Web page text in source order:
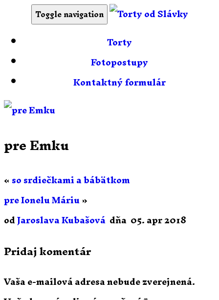
Toggle navigation
Torty
Fotopostupy
Kontaktný formulár
pre Emku
«so srdiečkami a bábätkom
pre Ionelu Máriu»
odJaroslava Kubašová dňa 05. apr 2018
Pridaj komentár
Vaša e-mailová adresa nebude zverejnená.